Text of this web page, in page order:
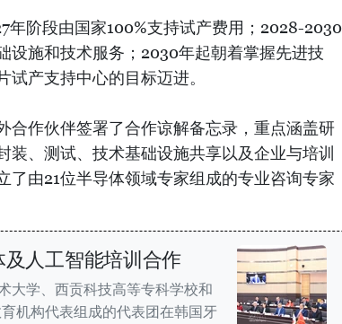
年阶段由国家100%支持试产费用；2028-2030
设施和技术服务；2030年起朝着掌握先进技
产支持中心的目标迈进。
合作伙伴签署了合作谅解备忘录，重点涵盖研
装、测试、技术基础设施共享以及企业与培训
了由21位半导体领域专家组成的专业咨询专家
人工智能培训合作
大学、西贡科技高等专科学校和
机构代表组成的代表团在韩国牙